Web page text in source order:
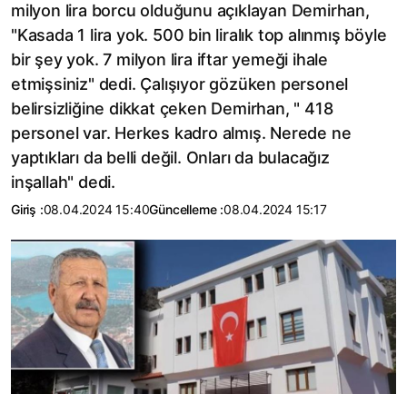
milyon lira borcu olduğunu açıklayan Demirhan,
"Kasada 1 lira yok. 500 bin liralık top alınmış böyle
bir şey yok. 7 milyon lira iftar yemeği ihale
etmişsiniz" dedi. Çalışıyor gözüken personel
belirsizliğine dikkat çeken Demirhan, " 418
personel var. Herkes kadro almış. Nerede ne
yaptıkları da belli değil. Onları da bulacağız
inşallah" dedi.
Giriş :08.04.2024 15:40Güncelleme :08.04.2024 15:17